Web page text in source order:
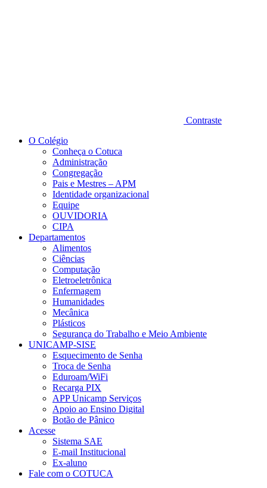
Contraste
O Colégio
Conheça o Cotuca
Administração
Congregação
Pais e Mestres – APM
Identidade organizacional
Equipe
OUVIDORIA
CIPA
Departamentos
Alimentos
Ciências
Computação
Eletroeletrônica
Enfermagem
Humanidades
Mecânica
Plásticos
Segurança do Trabalho e Meio Ambiente
UNICAMP-SISE
Esquecimento de Senha
Troca de Senha
Eduroam/WiFi
Recarga PIX
APP Unicamp Serviços
Apoio ao Ensino Digital
Botão de Pânico
Acesse
Sistema SAE
E-mail Institucional
Ex-aluno
Fale com o COTUCA